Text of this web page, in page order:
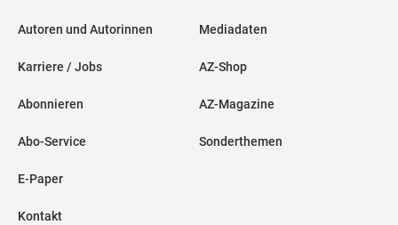
Autoren und Autorinnen
Karriere / Jobs
Abonnieren
Abo-Service
E-Paper
Kontakt
Mediadaten
AZ-Shop
AZ-Magazine
Sonderthemen